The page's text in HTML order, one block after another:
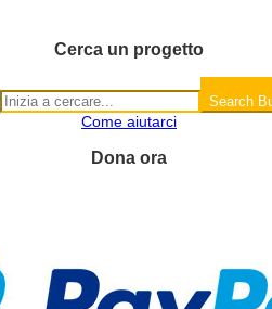
Cerca un progetto
Search
Come aiutarci
Dona ora